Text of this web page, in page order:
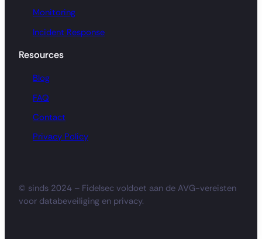
Monitoring
Incident Response
Resources
Blog
FAQ
Contact
Privacy Policy
© sinds 2024 – Fidelsec voldoet aan de AVG-vereisten
voor databeveiliging en privacy.